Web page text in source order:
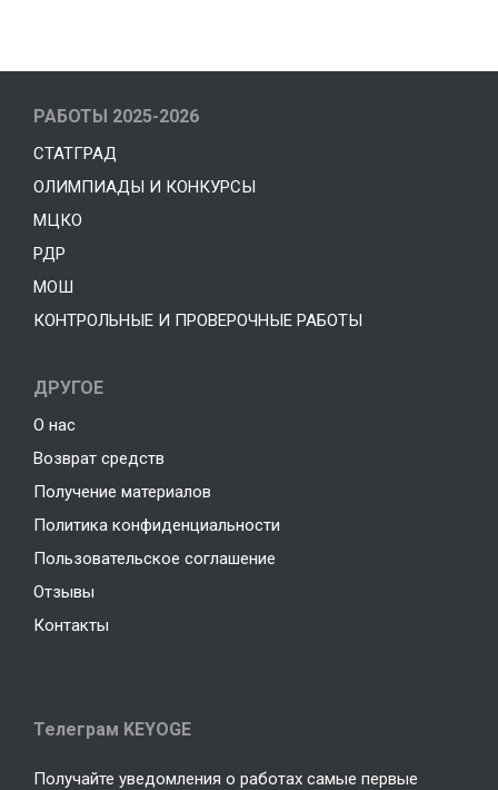
РАБОТЫ 2025-2026
СТАТГРАД
ОЛИМПИАДЫ И КОНКУРСЫ
МЦКО
РДР
МОШ
КОНТРОЛЬНЫЕ И ПРОВЕРОЧНЫЕ РАБОТЫ
ДРУГОЕ
О нас
Возврат средств
Получение материалов
Политика конфиденциальности
Пользовательское соглашение
Отзывы
Контакты
Телеграм KEYOGE
Получайте уведомления о работах самые первые